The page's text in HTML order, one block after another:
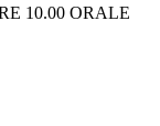
10.00 ORALE